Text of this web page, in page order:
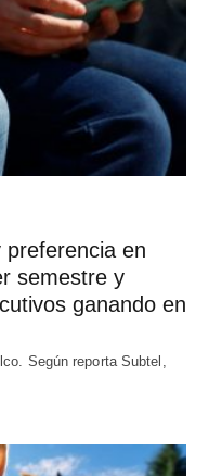
preferencia en
semestre y
ganando en
Según reporta Subtel,